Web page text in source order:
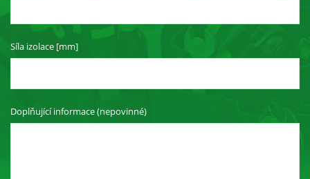
Síla izolace [mm]
Doplňující informace (nepovinné)